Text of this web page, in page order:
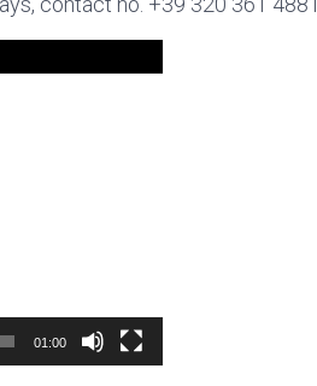
01:00